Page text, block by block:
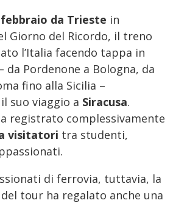
febbraio da Trieste in
Giorno del Ricordo, il treno
l’Italia facendo tappa in
da Pordenone a Bologna, da
fino alla Sicilia –
suo viaggio a Siracusa.
registrato complessivamente
visitatori tra studenti,
di ferrovia, tuttavia, la
tour ha regalato anche una